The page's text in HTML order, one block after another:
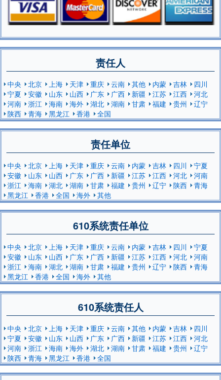
责任人
中央 北京 上海 天津 重庆 云南 其他 内蒙 吉林
四川
宁夏
安徽 山东 山西 广东 广西 新疆 江苏 江西
河北
河南
浙江 海南 海外 湖北 湖南 甘肃 福建 贵州
辽宁
陕西
青海 黑龙江 香港 全国
责任单位
中央 北京 上海 天津 重庆 云南 内蒙 吉林 四川
宁夏
安徽
山东 山西 广东 广西 新疆 江苏 江西 河北
河南
浙江
海南 湖北 湖南 甘肃 福建 贵州 辽宁 陕西
青海
黑龙江
香港 全国 海外 其他
610系统责任单位
中央 北京 上海 天津 重庆 云南 内蒙 吉林 四川
宁夏
安徽
山东 山西 广东 广西 新疆 江苏 江西 河北
河南
浙江
海南 湖北 湖南 甘肃 福建 贵州 辽宁 陕西
青海
黑龙江
香港 全国 海外 其他
610系统责任人
中央 北京 上海 天津 重庆 云南 其他 内蒙 吉林
四川
宁夏
安徽 山东 山西 广东 广西 新疆 江苏 江西
河北
河南
浙江 海南 海外 湖北 湖南 甘肃 福建 贵州
辽宁
陕西
青海 黑龙江 香港 全国